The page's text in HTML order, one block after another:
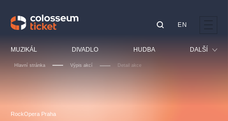
MUZIKÁL DIVADLO HUDBA DALŠÍ
EN
Hlavní stránka Výpis akcí Detail akce
RockOpera Praha
OBYČEJNÁ HOLKA